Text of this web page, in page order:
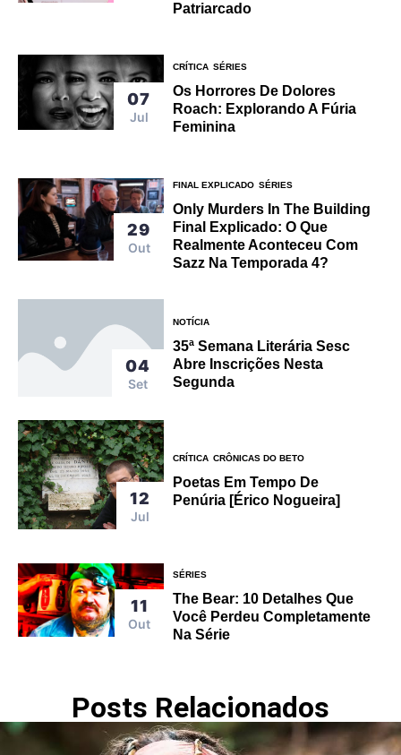
Patriarcado
07
Jul
CRÍTICA SÉRIES
Os Horrores De Dolores
Roach: Explorando A Fúria
Feminina
29
Out
FINAL EXPLICADO SÉRIES
Only Murders In The Building
Final Explicado: O Que
Realmente Aconteceu Com
Sazz Na Temporada 4?
04
Set
NOTÍCIA
35ª Semana Literária Sesc
Abre Inscrições Nesta
Segunda
12
Jul
CRÍTICA CRÔNICAS DO BETO
Poetas Em Tempo De
Penúria [Érico Nogueira]
11
Out
SÉRIES
The Bear: 10 Detalhes Que
Você Perdeu Completamente
Na Série
Posts Relacionados